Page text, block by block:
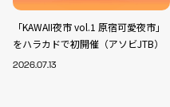
「KAWAII夜市 vol.1 原宿可愛夜市」
をハラカドで初開催（アソビJTB）
2026.07.13